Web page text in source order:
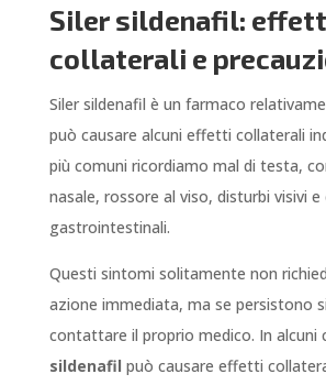
Siler sildenafil:
collaterali e
Siler sildenafil è un farmaco
può causare alcuni effetti collaterali
più comuni ricordiamo mal di testa,
nasale, rossore al viso, disturbi visivi e
gastrointestinali.
Questi sintomi solitamente non
azione immediata, ma se persistono
contattare il proprio medico. In alcuni
sildenafil può causare effetti